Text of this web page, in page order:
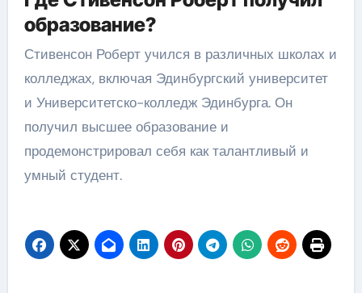
образование?
Стивенсон Роберт учился в различных школах и
колледжах, включая Эдинбургский университет
и Университетско-колледж Эдинбурга. Он
получил высшее образование и
продемонстрировал себя как талантливый и
умный студент.